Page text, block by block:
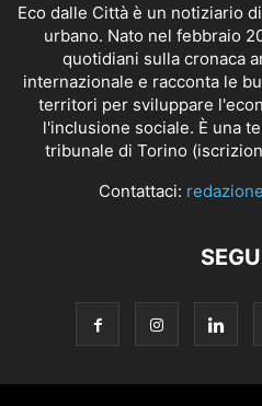
Eco dalle Città è un notiziario
urbano. Nato nel febbraio
quotidiani sulla cronaca
internazionale e racconta le
territori per sviluppare
l'inclusione sociale. È una
tribunale di Torino
Contattaci: